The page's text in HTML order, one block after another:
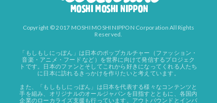
Copyright © 2017 MOSHI MOSHI NIPPON Corporation All Rights
Reserved.
「もしもしにっぽん」は日本のポップカルチャー（ファッション・
音楽・アニメ・フード など）を世界に向けて発信するプロジェク
トです。日本のファンとそしてこれから好きになってくれる人たち
に日本に訪れるきっかけを作りたいと考えています。
また、「もしもしにっぽん」は日本を代表する様々なコンテンツと
手を組み、オリジナルのオールジャパンを目指すとともに、各国内
企業のローカライズ支援も行っています。アウトバウンドとインバ